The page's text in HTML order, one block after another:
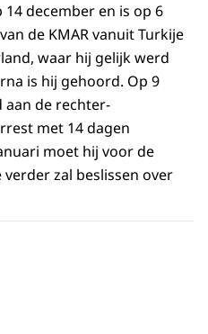
december en is op 6
de KMAR vanuit Turkije
waar hij gelijk werd
is hij gehoord. Op 9
de rechter-
met 14 dagen
moet hij voor de
zal beslissen over